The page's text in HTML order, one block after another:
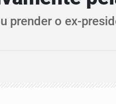
prender o ex-